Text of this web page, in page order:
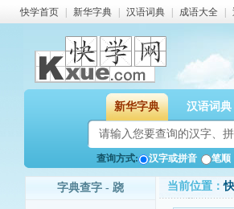
快学首页 新华字典 汉语词典 成语大全
新华字典 汉语词典
查询方式: 汉字或拼音 笔顺
字典查字 - 跷 当前位置：